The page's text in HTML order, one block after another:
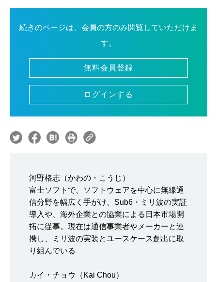
続きのページは、会員の方のみ閲覧していただけま
す。
無料会員登録
ログインする
河野格志（かわの・こうじ）
富士ソフトで、ソフトウェアを中心に無線通
信分野を幅広く手がけ、Sub6・ミリ波の実証
導入や、海外企業との協業による日本市場開
拓に従事。現在は通信事業者やメーカーと連
携し、ミリ波の実装とユースケース創出に取
り組んでいる
カイ・チョウ（Kai Chou）